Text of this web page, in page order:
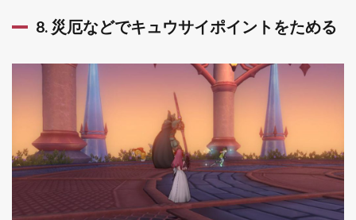
8. 災厄などでキュウサイポイントをためる